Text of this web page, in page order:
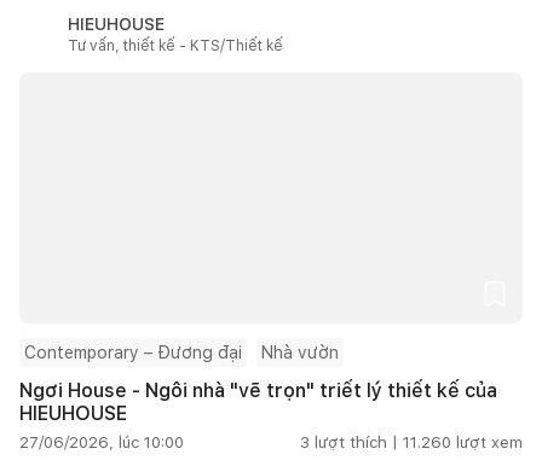
HIEUHOUSE
Tư vấn, thiết kế - KTS/Thiết kế
Contemporary – Đương đại Nhà vườn
Ngơi House - Ngôi nhà "vẽ trọn" triết lý thiết kế của
HIEUHOUSE
27/06/2026, lúc 10:00 3 lượt thích | 11.260 lượt xem